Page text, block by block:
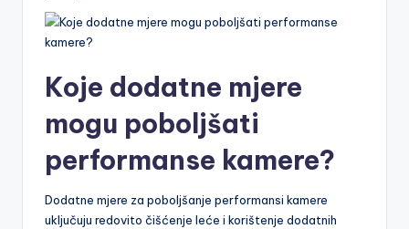
Koje dodatne mjere
mogu poboljšati
performanse kamere?
Dodatne mjere za poboljšanje performansi kamere
uključuju redovito čišćenje leće i korištenje dodatnih